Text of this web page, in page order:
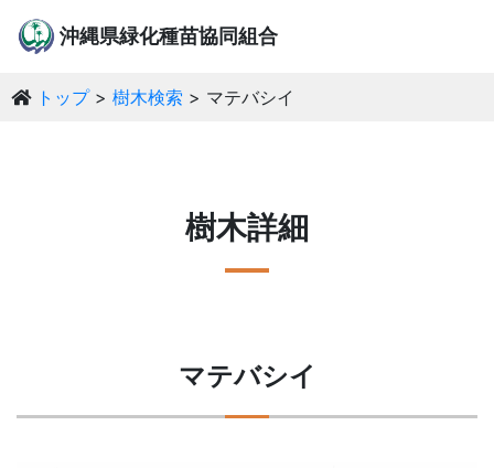
沖縄県緑化種苗協同組合
トップ 樹木検索 マテバシイ
樹木詳細
マテバシイ